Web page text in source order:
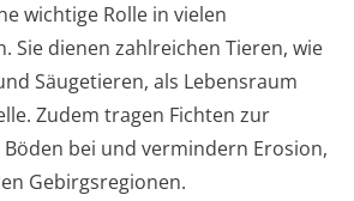
wichtige Rolle in vielen
Sie dienen zahlreichen Tieren, wie
Säugetieren, als Lebensraum
Zudem tragen Fichten zur
bei und vermindern Erosion,
Gebirgsregionen.